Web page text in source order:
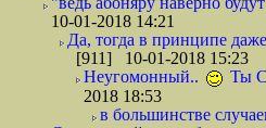
10-01-2018 14:21
Да, тогда в принципе
[911] 10-01-2018 15:23
Неугомонный..
Ты
2018 18:53
в большинстве